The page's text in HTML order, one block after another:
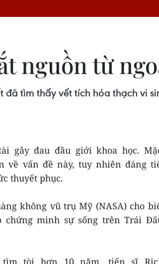
nguồn từ
tìm thấy vết tích hóa thạch vi
gây đau đầu giới khoa học.
về vấn đề này, tuy nhiên đáng
thuyết phục.
không vũ trụ Mỹ (NASA) cho
minh sự sống trên Trái
tòi hơn 10 năm, tiến sĩ